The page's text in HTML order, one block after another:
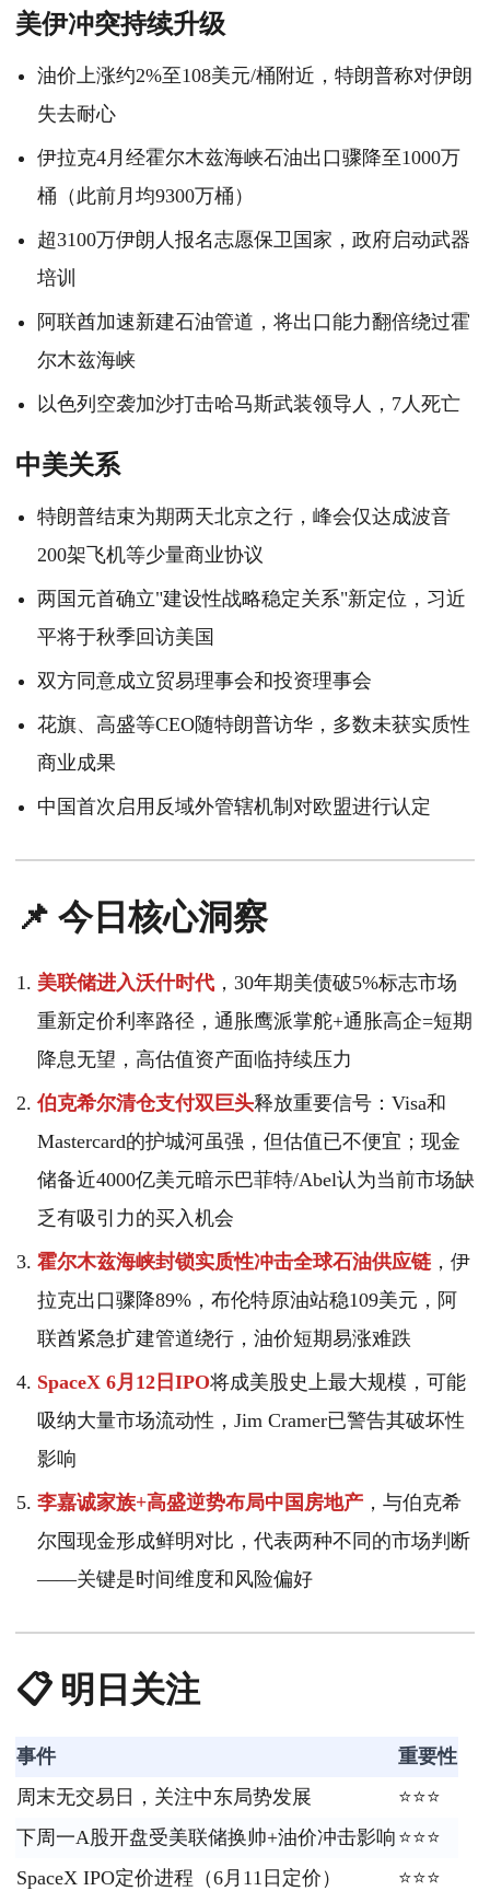
美伊冲突持续升级
油价上涨约2%至108美元/桶附近，特朗普称对伊朗
失去耐心
伊拉克4月经霍尔木兹海峡石油出口骤降至1000万
桶（此前月均9300万桶）
超3100万伊朗人报名志愿保卫国家，政府启动武器
培训
阿联酋加速新建石油管道，将出口能力翻倍绕过霍
尔木兹海峡
以色列空袭加沙打击哈马斯武装领导人，7人死亡
中美关系
特朗普结束为期两天北京之行，峰会仅达成波音
200架飞机等少量商业协议
两国元首确立"建设性战略稳定关系"新定位，习近
平将于秋季回访美国
双方同意成立贸易理事会和投资理事会
花旗、高盛等CEO随特朗普访华，多数未获实质性
商业成果
中国首次启用反域外管辖机制对欧盟进行认定
📌 今日核心洞察
美联储进入沃什时代 ，30年期美债破5%标志市场
重新定价利率路径，通胀鹰派掌舵+通胀高企=短期
降息无望，高估值资产面临持续压力
伯克希尔清仓支付双巨头释放重要信号：Visa和
Mastercard的护城河虽强，但估值已不便宜；现金
储备近4000亿美元暗示巴菲特/Abel认为当前市场缺
乏有吸引力的买入机会
霍尔木兹海峡封锁实质性冲击全球石油供应链 ，伊
拉克出口骤降89%，布伦特原油站稳109美元，阿
联酋紧急扩建管道绕行，油价短期易涨难跌
SpaceX 6月12日IPO将成美股史上最大规模，可能
吸纳大量市场流动性，Jim Cramer已警告其破坏性
影响
李嘉诚家族+高盛逆势布局中国房地产 ，与伯克希
尔囤现金形成鲜明对比，代表两种不同的市场判断
——关键是时间维度和风险偏好
📋 明日关注
事件
重要性
周末无交易日，关注中东局势发展
⭐⭐⭐
下周一A股开盘受美联储换帅+油价冲击影响 ⭐⭐⭐
SpaceX IPO定价进程（6月11日定价）
⭐⭐⭐